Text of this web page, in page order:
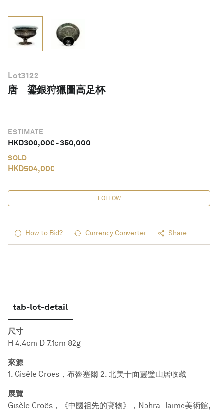
Lot3122
唐 鎏銀狩獵圖高足杯
ESTIMATE
HKD300,000-350,000
SOLD
HKD504,000
FOLLOW
How to Bid? Currency Converter Share
tab-lot-detail
尺寸
H 4.4cm D 7.1cm 82g
來源
1. Gisèle Croës，布魯塞爾 2. 北美十面靈璧山居收藏
展覽
Gisèle Croës，《中國祖先的寶物》，Nohra Haime美術館,